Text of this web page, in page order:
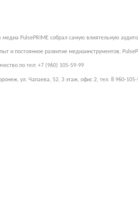
медиа PulsePRIME собрал самую влиятельную
и постоянное развитие медиаинструментов,
по тел: +7 (960) 105-59-99
ул. Чапаева, 52, 3 этаж, офис 2, тел. 8 960-